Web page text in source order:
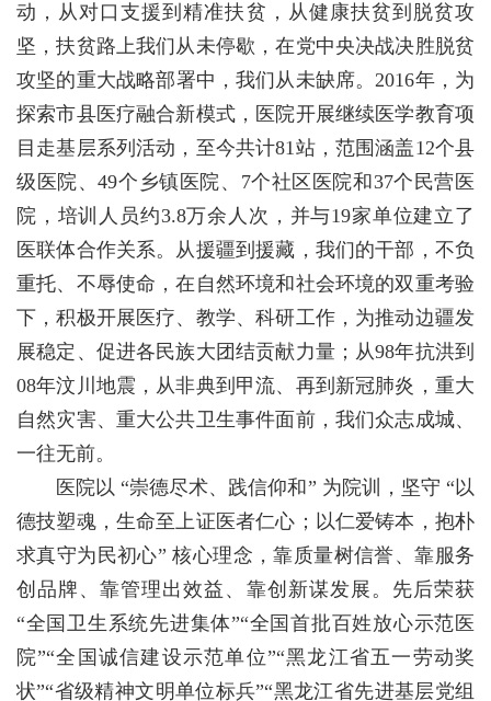
动，从对口支援到精准扶贫，从健康扶贫到脱贫攻
坚，扶贫路上我们从未停歇，在党中央决战决胜脱贫
攻坚的重大战略部署中，我们从未缺席。2016年，为
探索市县医疗融合新模式，医院开展继续医学教育项
目走基层系列活动，至今共计81站，范围涵盖12个县
级医院、49个乡镇医院、7个社区医院和37个民营医
院，培训人员约3.8万余人次，并与19家单位建立了
医联体合作关系。从援疆到援藏，我们的干部，不负
重托、不辱使命，在自然环境和社会环境的双重考验
下，积极开展医疗、教学、科研工作，为推动边疆发
展稳定、促进各民族大团结贡献力量；从98年抗洪到
08年汶川地震，从非典到甲流、再到新冠肺炎，重大
自然灾害、重大公共卫生事件面前，我们众志成城、
一往无前。
医院以 “崇德尽术、践信仰和” 为院训，坚守 “以
德技塑魂，生命至上证医者仁心；以仁爱铸本，抱朴
求真守为民初心” 核心理念，靠质量树信誉、靠服务
创品牌、靠管理出效益、靠创新谋发展。先后荣获
“全国卫生系统先进集体”“全国首批百姓放心示范医
院”“全国诚信建设示范单位”“黑龙江省五一劳动奖
状”“省级精神文明单位标兵”“黑龙江省先进基层党组